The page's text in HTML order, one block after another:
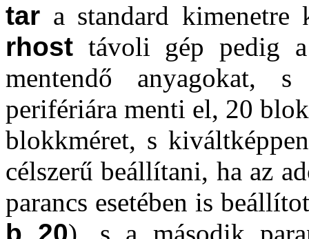
tar a standard kimenetre
rhost távoli gép pedig a
mentendő anyagokat,
perifériára menti el, 20
blokkméret, s
célszerű beállítani, ha az
parancs esetében is